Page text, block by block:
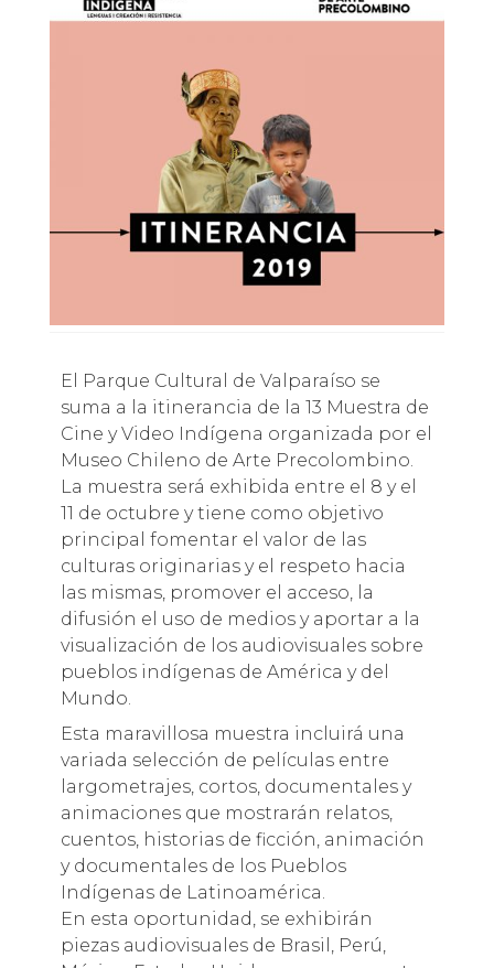
El Parque Cultural de Valparaíso se
suma a la itinerancia de la 13 Muestra de
Cine y Video Indígena organizada por el
Museo Chileno de Arte Precolombino.
La muestra será exhibida entre el 8 y el
11 de octubre y tiene como objetivo
principal fomentar el valor de las
culturas originarias y el respeto hacia
las mismas, promover el acceso, la
difusión el uso de medios y aportar a la
visualización de los audiovisuales sobre
pueblos indígenas de América y del
Mundo.
Esta maravillosa muestra incluirá una
variada selección de películas entre
largometrajes, cortos, documentales y
animaciones que mostrarán relatos,
cuentos, historias de ficción, animación
y documentales de los Pueblos
Indígenas de Latinoamérica.
En esta oportunidad, se exhibirán
piezas audiovisuales de Brasil, Perú,